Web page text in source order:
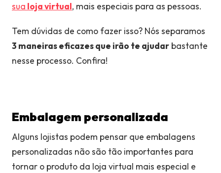
sua loja virtual, mais especiais para as pessoas.
Tem dúvidas de como fazer isso? Nós separamos
3 maneiras eficazes que irão te ajudar bastante
nesse processo. Confira!
Embalagem personalizada
Alguns lojistas podem pensar que embalagens
personalizadas não são tão importantes para
tornar o produto da loja virtual mais especial e